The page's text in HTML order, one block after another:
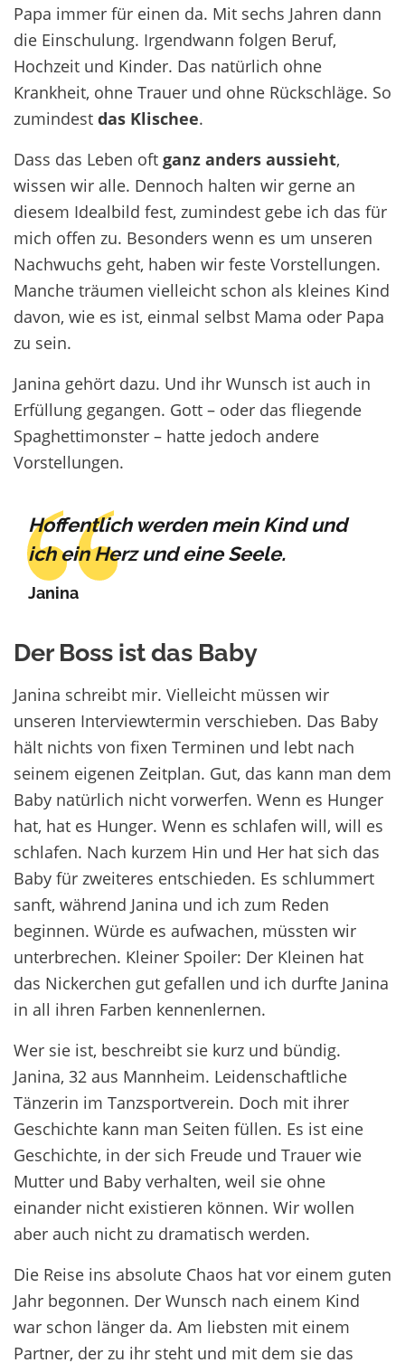
Papa immer für einen da. Mit sechs Jahren dann
die Einschulung. Irgendwann folgen Beruf,
Hochzeit und Kinder. Das natürlich ohne
Krankheit, ohne Trauer und ohne Rückschläge. So
zumindest das Klischee.
Dass das Leben oft ganz anders aussieht,
wissen wir alle. Dennoch halten wir gerne an
diesem Idealbild fest, zumindest gebe ich das für
mich offen zu. Besonders wenn es um unseren
Nachwuchs geht, haben wir feste Vorstellungen.
Manche träumen vielleicht schon als kleines Kind
davon, wie es ist, einmal selbst Mama oder Papa
zu sein.
Janina gehört dazu. Und ihr Wunsch ist auch in
Erfüllung gegangen. Gott – oder das fliegende
Spaghettimonster – hatte jedoch andere
Vorstellungen.
Hoffentlich werden mein Kind und
ich ein Herz und eine Seele.
Janina
Der Boss ist das Baby
Janina schreibt mir. Vielleicht müssen wir
unseren Interviewtermin verschieben. Das Baby
hält nichts von fixen Terminen und lebt nach
seinem eigenen Zeitplan. Gut, das kann man dem
Baby natürlich nicht vorwerfen. Wenn es Hunger
hat, hat es Hunger. Wenn es schlafen will, will es
schlafen. Nach kurzem Hin und Her hat sich das
Baby für zweiteres entschieden. Es schlummert
sanft, während Janina und ich zum Reden
beginnen. Würde es aufwachen, müssten wir
unterbrechen. Kleiner Spoiler: Der Kleinen hat
das Nickerchen gut gefallen und ich durfte Janina
in all ihren Farben kennenlernen.
Wer sie ist, beschreibt sie kurz und bündig.
Janina, 32 aus Mannheim. Leidenschaftliche
Tänzerin im Tanzsportverein. Doch mit ihrer
Geschichte kann man Seiten füllen. Es ist eine
Geschichte, in der sich Freude und Trauer wie
Mutter und Baby verhalten, weil sie ohne
einander nicht existieren können. Wir wollen
aber auch nicht zu dramatisch werden.
Die Reise ins absolute Chaos hat vor einem guten
Jahr begonnen. Der Wunsch nach einem Kind
war schon länger da. Am liebsten mit einem
Partner, der zu ihr steht und mit dem sie das